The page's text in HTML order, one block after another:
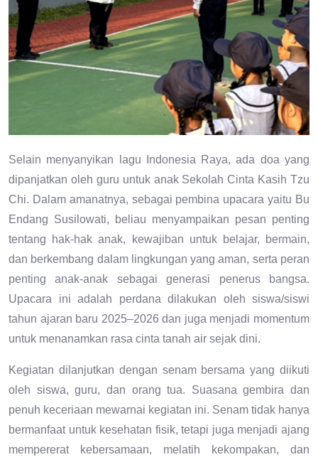
Selain menyanyikan lagu Indonesia Raya, ada doa yang
dipanjatkan oleh guru untuk anak Sekolah Cinta Kasih Tzu
Chi. Dalam amanatnya, sebagai pembina upacara yaitu Bu
Endang Susilowati, beliau menyampaikan pesan penting
tentang hak-hak anak, kewajiban untuk belajar, bermain,
dan berkembang dalam lingkungan yang aman, serta peran
penting anak-anak sebagai generasi penerus bangsa.
Upacara ini adalah perdana dilakukan oleh siswa/siswi
tahun ajaran baru 2025–2026 dan juga menjadi momentum
untuk menanamkan rasa cinta tanah air sejak dini.
Kegiatan dilanjutkan dengan senam bersama yang diikuti
oleh siswa, guru, dan orang tua. Suasana gembira dan
penuh keceriaan mewarnai kegiatan ini. Senam tidak hanya
bermanfaat untuk kesehatan fisik, tetapi juga menjadi ajang
mempererat kebersamaan, melatih kekompakan, dan